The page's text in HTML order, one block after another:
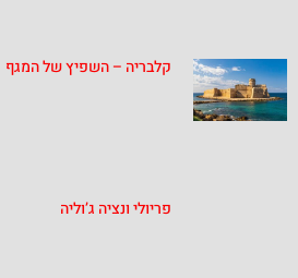
קלבריה – השפיץ של המגף
פריולי ונציה ג’וליה